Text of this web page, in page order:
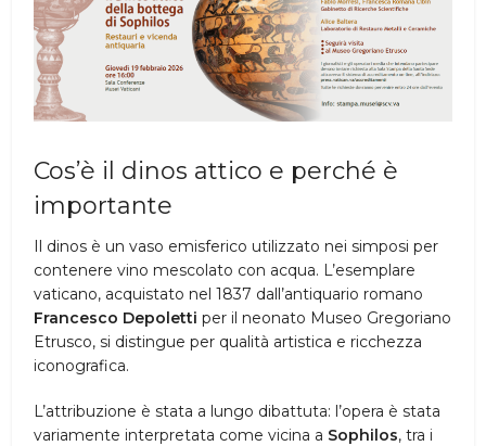
Cos’è il dinos attico e perché è
importante
Il dinos è un vaso emisferico utilizzato nei simposi per
contenere vino mescolato con acqua. L’esemplare
vaticano, acquistato nel 1837 dall’antiquario romano
Francesco Depoletti per il neonato Museo Gregoriano
Etrusco, si distingue per qualità artistica e ricchezza
iconografica.
L’attribuzione è stata a lungo dibattuta: l’opera è stata
variamente interpretata come vicina a Sophilos, tra i